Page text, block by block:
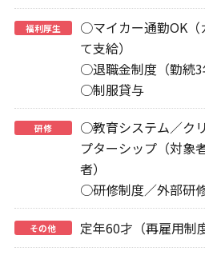
福利厚生
○マイカー通勤OK（
て支給）
○退職金制度（勤続3
○制服貸与
研修
○教育システム／ク
プターシップ（対象
者）
○研修制度／外部研
その他 定年60才（再雇用制